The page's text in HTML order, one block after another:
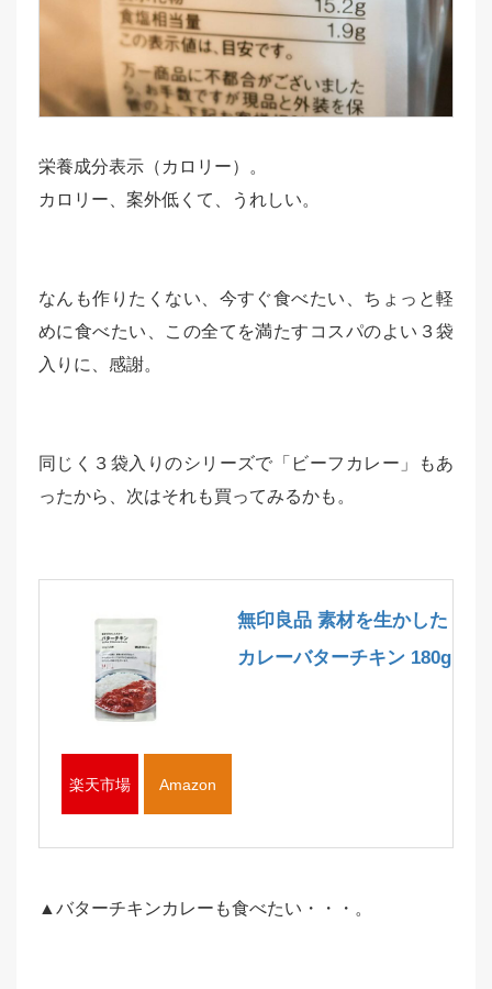
栄養成分表示（カロリー）。
カロリー、案外低くて、うれしい。
なんも作りたくない、今すぐ食べたい、ちょっと軽
めに食べたい、この全てを満たすコスパのよい３袋
入りに、感謝。
同じく３袋入りのシリーズで「ビーフカレー」もあ
ったから、次はそれも買ってみるかも。
無印良品 素材を生かした
カレーバターチキン 180g
楽天市場 Amazon
▲バターチキンカレーも食べたい・・・。